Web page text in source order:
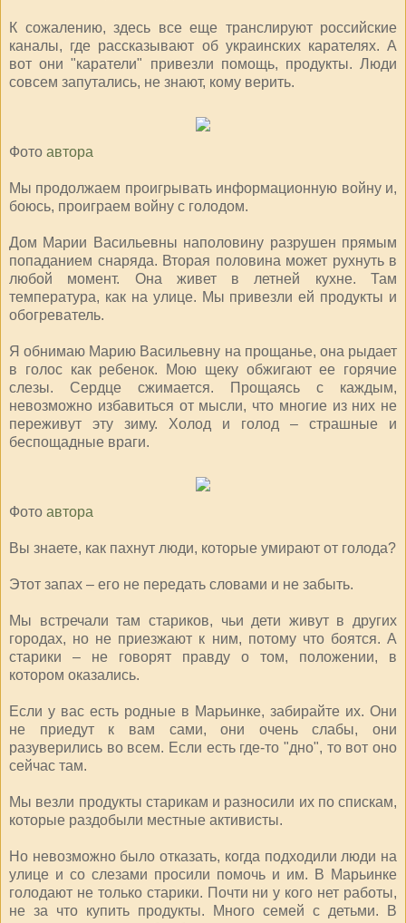
К сожалению, здесь все еще транслируют российские
каналы, где рассказывают об украинских карателях. А
вот они "каратели" привезли помощь, продукты. Люди
совсем запутались, не знают, кому верить.
Фото автора
Мы продолжаем проигрывать информационную войну и,
боюсь, проиграем войну с голодом.
Дом Марии Васильевны наполовину разрушен прямым
попаданием снаряда. Вторая половина может рухнуть в
любой момент. Она живет в летней кухне. Там
температура, как на улице. Мы привезли ей продукты и
обогреватель.
Я обнимаю Марию Васильевну на прощанье, она рыдает
в голос как ребенок. Мою щеку обжигают ее горячие
слезы. Сердце сжимается. Прощаясь с каждым,
невозможно избавиться от мысли, что многие из них не
переживут эту зиму. Холод и голод – страшные и
беспощадные враги.
Фото автора
Вы знаете, как пахнут люди, которые умирают от голода?
Этот запах – его не передать словами и не забыть.
Мы встречали там стариков, чьи дети живут в других
городах, но не приезжают к ним, потому что боятся. А
старики – не говорят правду о том, положении, в
котором оказались.
Если у вас есть родные в Марьинке, забирайте их. Они
не приедут к вам сами, они очень слабы, они
разуверились во всем. Если есть где-то "дно", то вот оно
сейчас там.
Мы везли продукты старикам и разносили их по спискам,
которые раздобыли местные активисты.
Но невозможно было отказать, когда подходили люди на
улице и со слезами просили помочь и им. В Марьинке
голодают не только старики. Почти ни у кого нет работы,
не за что купить продукты. Много семей с детьми. В